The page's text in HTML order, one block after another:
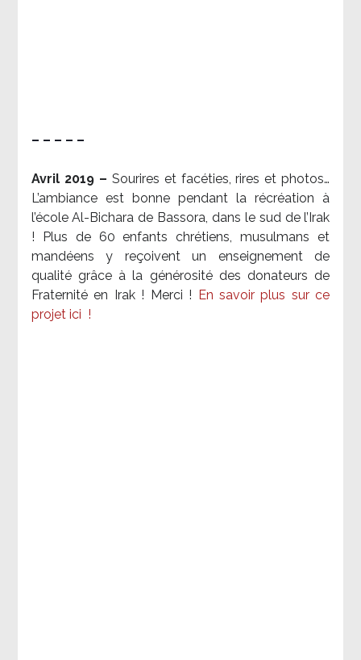
– – – – –
Avril 2019 – Sourires et facéties, rires et photos…
L’ambiance est bonne pendant la récréation à
l’école Al-Bichara de Bassora, dans le sud de l’Irak
! Plus de 60 enfants chrétiens, musulmans et
mandéens y reçoivent un enseignement de
qualité grâce à la générosité des donateurs de
Fraternité en Irak ! Merci !
En savoir plus sur ce
projet ici !